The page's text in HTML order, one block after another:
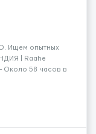
Ищем опытных
| Raahe
Около 58 часов в